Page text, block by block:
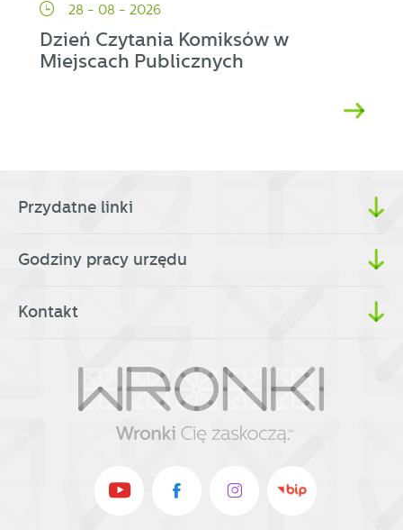
28 - 08 - 2026
Dzień Czytania Komiksów w
Miejscach Publicznych
Przydatne linki
Godziny pracy urzędu
Kontakt